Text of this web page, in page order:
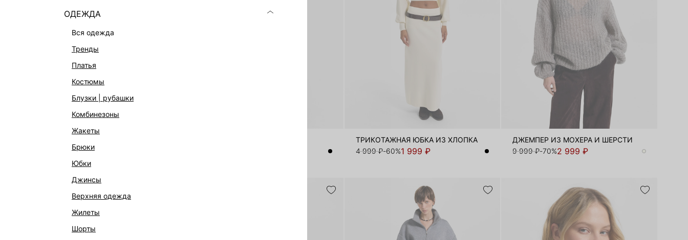
ОДЕЖДА
вся одежда
тренды
платья
костюмы
блузки | рубашки
комбинезоны
жакеты
брюки
юбки
джинсы
верхняя одежда
жилеты
шорты
-68%1 799 ₽
ТРИКОТАЖНАЯ ЮБКА ИЗ ХЛОПКА
4 999 ₽-60%1 999 ₽
ДЖЕМПЕР ИЗ МОХЕРА И ШЕРСТИ
9 999 ₽-70%2 999 ₽